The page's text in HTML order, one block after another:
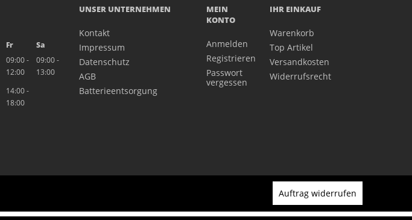
Fr
Sa
09:00 -
12:00
09:00 -
13:00
14:00 -
18:00
UNSER UNTERNEHMEN
Kontakt
Impressum
Datenschutz
AGB
Batterieentsorgung
MEIN
KONTO
Anmelden
Registrieren
Passwort
vergessen
IHR EINKAUF
Warenkorb
Top Artikel
Versandkosten
Widerrufsrecht
Auftrag widerrufen